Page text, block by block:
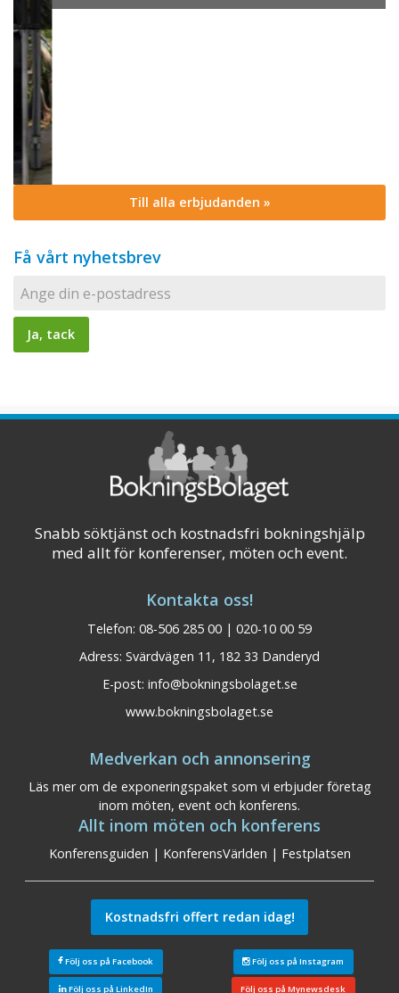
Till alla erbjudanden »
Få vårt nyhetsbrev
Snabb söktjänst och kostnadsfri bokningshjälp
med allt för konferenser, möten och event.
Kontakta oss!
Telefon: 08-506 285 00 | 020-10 00 59
Adress: Svärdvägen 11, 182 33 Danderyd
E-post: info@bokningsbolaget.se
www.bokningsbolaget.se
Medverkan och annonsering
Läs mer om de exponeringspaket som vi erbjuder företag
inom möten, event och konferens.
Allt inom möten och konferens
Konferensguiden | KonferensVärlden | Festplatsen
Kostnadsfri offert redan idag!
Följ oss på Facebook Följ oss på Instagram
Följ oss på LinkedIn Följ oss på Mynewsdesk